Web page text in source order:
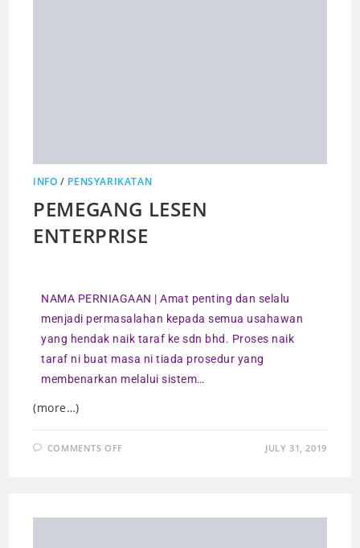
INFO / PENSYARIKATAN
PEMEGANG LESEN
ENTERPRISE
NAMA PERNIAGAAN | Amat penting dan selalu
menjadi permasalahan kepada semua usahawan
yang hendak naik taraf ke sdn bhd. Proses naik
taraf ni buat masa ni tiada prosedur yang
membenarkan melalui sistem…
(more…)
COMMENTS OFF JULY 31, 2019